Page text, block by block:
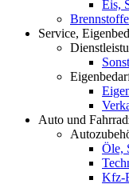
Eis,
Brennstoffe
Service,
Auto und
Öle,
Kfz-